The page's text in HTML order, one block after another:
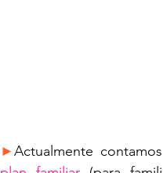
►Actualmente